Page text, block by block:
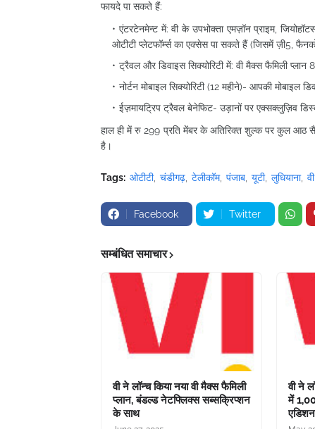
फायदे पा सकते हैं:
एंटरटेनमेन्ट में: वी के उपभोक्ता एमज़ॉन प्राइम,
ओटीटी प्लेटफॉर्म्स का एक्सेस पा सकते हैं (जिसमें ज़ी5,
ट्रैवल और डिवाइस सिक्योरिटी में: वी मैक्स फैमिली
नोर्टन मोबाइल सिक्योरिटी (12 महीने)- आपकी मोबाइल
ईज़मायट्रिप ट्रैवल बेनेफिट- उड़ानों पर एक्सक्लुज़िव
हाल ही में रु 299 प्रति मेंबर के अतिरिक्त शुल्क पर कुल आठ
है।
Tags: ओटीटी चंडीगढ़ टेलीकॉम पंजाब यूटी लुधियाना वी
Facebook Twitter
सम्बंधित समाचार
वी ने लॉन्च किया नया वी मैक्स फैमिली
प्लान, बंडल्ड नेटफ्लिक्स सब्सक्रिप्शन
के साथ
वी ने
में